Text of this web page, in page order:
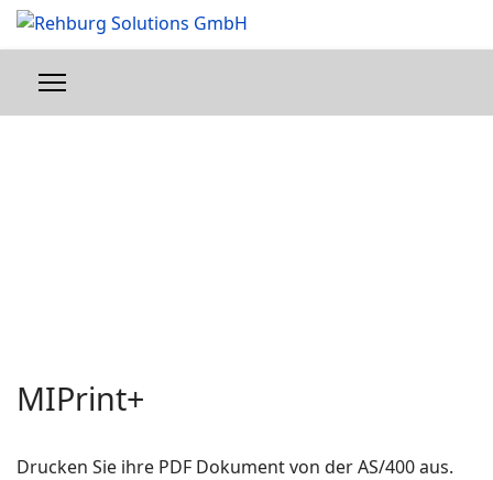
MIPrint+
Drucken Sie ihre PDF Dokument von der AS/400 aus.